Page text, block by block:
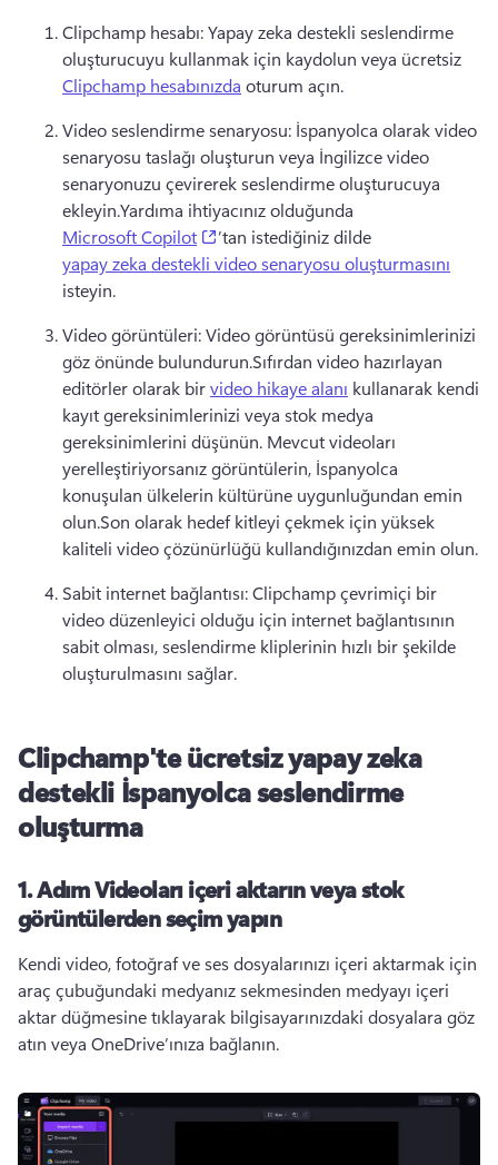
Clipchamp hesabı: Yapay zeka destekli seslendirme
oluşturucuyu kullanmak için kaydolun veya ücretsiz
Clipchamp hesabınızda oturum açın.
Video seslendirme senaryosu: İspanyolca olarak video
senaryosu taslağı oluşturun veya İngilizce video
senaryonuzu çevirerek seslendirme oluşturucuya
ekleyin.Yardıma ihtiyacınız olduğunda
Microsoft Copilot
(opens in a new tab)
’tan istediğiniz dilde
yapay zeka destekli video senaryosu oluşturmasını
isteyin.
Video görüntüleri: Video görüntüsü gereksinimlerinizi
göz önünde bulundurun.Sıfırdan video hazırlayan
editörler olarak bir video hikaye alanı kullanarak kendi
kayıt gereksinimlerinizi veya stok medya
gereksinimlerini düşünün. Mevcut videoları
yerelleştiriyorsanız görüntülerin, İspanyolca
konuşulan ülkelerin kültürüne uygunluğundan emin
olun.Son olarak hedef kitleyi çekmek için yüksek
kaliteli video çözünürlüğü kullandığınızdan emin olun.
Sabit internet bağlantısı: Clipchamp çevrimiçi bir
video düzenleyici olduğu için internet bağlantısının
sabit olması, seslendirme kliplerinin hızlı bir şekilde
oluşturulmasını sağlar.
Clipchamp'te ücretsiz yapay zeka
destekli İspanyolca seslendirme
oluşturma
1. AdımVideoları içeri aktarın veya stok
görüntülerden seçim yapın
Kendi video, fotoğraf ve ses dosyalarınızı içeri aktarmak için
araç çubuğundaki medyanız sekmesinden medyayı içeri
aktar düğmesine tıklayarak bilgisayarınızdaki dosyalara göz
atın veya OneDrive’ınıza bağlanın.